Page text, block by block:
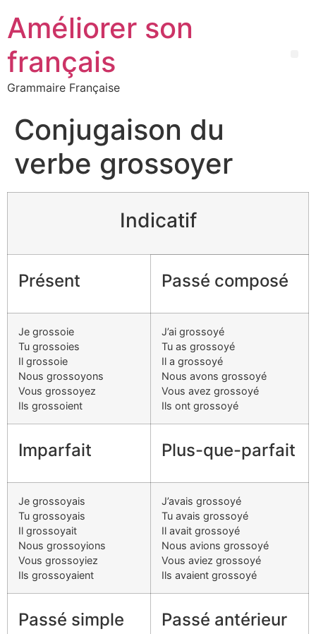
Améliorer son
français
Grammaire Française
Conjugaison du
verbe grossoyer
Indicatif
Présent Passé composé
Je grossoie
Tu grossoies
Il grossoie
Nous grossoyons
Vous grossoyez
Ils grossoient
J’ai grossoyé
Tu as grossoyé
Il a grossoyé
Nous avons grossoyé
Vous avez grossoyé
Ils ont grossoyé
Imparfait Plus-que-parfait
Je grossoyais
Tu grossoyais
Il grossoyait
Nous grossoyions
Vous grossoyiez
Ils grossoyaient
J’avais grossoyé
Tu avais grossoyé
Il avait grossoyé
Nous avions grossoyé
Vous aviez grossoyé
Ils avaient grossoyé
Passé simple Passé antérieur